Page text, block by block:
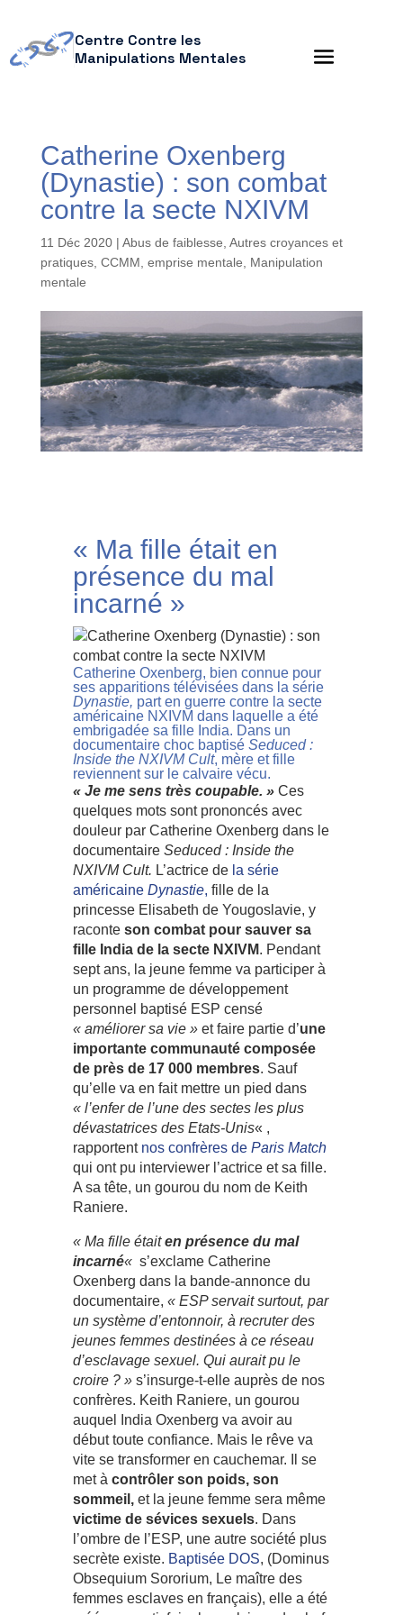
Centre Contre les
Manipulations Mentales
Catherine Oxenberg
(Dynastie) : son combat
contre la secte NXIVM
11 Déc 2020| Abus de faiblesse Autres croyances et
pratiques, CCMM emprise mentale
Manipulation
mentale
« Ma fille était en
présence du mal
incarné »
Catherine Oxenberg, bien connue pour
ses apparitions télévisées dans la série
Dynastie, part en guerre contre la secte
américaine NXIVM dans laquelle a été
embrigadée sa fille India. Dans un
documentaire choc baptisé Seduced :
Inside the NXIVM Cult, mère et fille
reviennent sur le calvaire vécu.
« Je me sens très coupable. » Ces
quelques mots sont prononcés avec
douleur par Catherine Oxenberg dans le
documentaire Seduced : Inside the
NXIVM Cult. L’actrice de la série
américaine Dynastie, fille de la
princesse Elisabeth de Yougoslavie, y
raconte son combat pour sauver sa
fille India de la secte NXIVM. Pendant
sept ans, la jeune femme va participer à
un programme de développement
personnel baptisé ESP censé
« améliorer sa vie » et faire partie d’une
importante communauté composée
de près de 17 000 membres. Sauf
qu’elle va en fait mettre un pied dans
« l’enfer de l’une des sectes les plus
dévastatrices des Etats-Unis« ,
rapportent nos confrères de Paris Match
qui ont pu interviewer l’actrice et sa fille.
A sa tête, un gourou du nom de Keith
Raniere.
« Ma fille étaiten présence du mal
incarné« s’exclame Catherine
Oxenberg dans la bande-annonce du
documentaire, « ESP servait surtout, par
un système d’entonnoir, à recruter des
jeunes femmes destinées à ce réseau
d’esclavage sexuel. Qui aurait pu le
croire ? »s’insurge-t-elle auprès de nos
confrères. Keith Raniere, un gourou
auquel India Oxenberg va avoir au
début toute confiance. Mais le rêve va
vite se transformer en cauchemar. Il se
met à contrôler son poids, son
sommeil, et la jeune femme sera même
victime de sévices sexuels. Dans
l’ombre de l’ESP, une autre société plus
secrète existe. Baptisée DOS, (Dominus
Obsequium Sororium, Le maître des
femmes esclaves en français), elle a été